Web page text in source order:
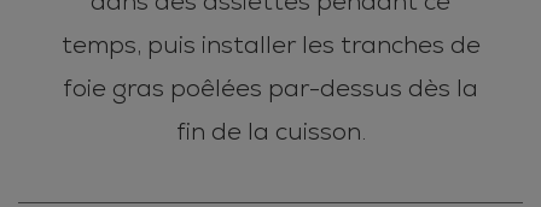
temps, puis installer les tranches de
foie gras poêlées par-dessus dès la
fin de la cuisson.